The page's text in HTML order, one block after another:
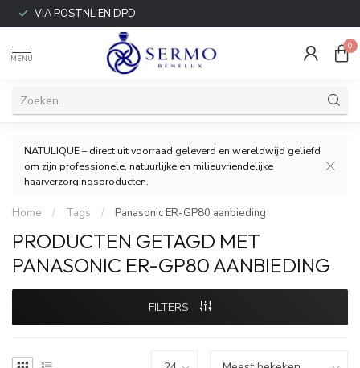
VIA POSTNL EN DPD
MENU
0
NATULIQUE – direct uit voorraad geleverd en wereldwijd geliefd
om zijn professionele, natuurlijke en milieuvriendelijke
haarverzorgingsproducten.
Home / Tags / Panasonic ER-GP80 aanbieding
PRODUCTEN GETAGD MET
PANASONIC ER-GP80 AANBIEDING
FILTERS